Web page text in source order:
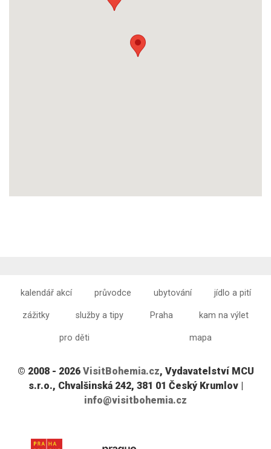
kalendář akcí průvodce ubytování jídlo a pití
zážitky služby a tipy Praha kam na výlet
pro děti mapa
© 2008 - 2026 VisitBohemia.cz, Vydavatelství MCU
s.r.o., Chvalšinská 242, 381 01 Český Krumlov |
info@visitbohemia.cz